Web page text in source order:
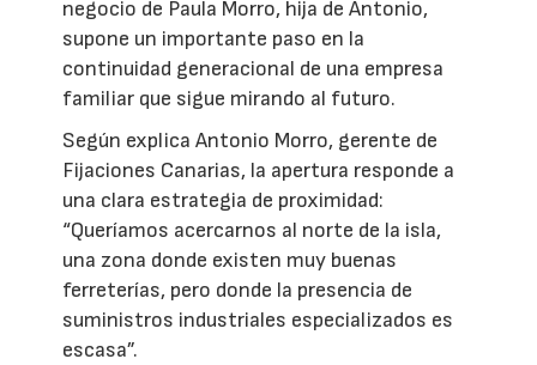
negocio de Paula Morro, hija de Antonio,
supone un importante paso en la
continuidad generacional de una empresa
familiar que sigue mirando al futuro.
Según explica Antonio Morro, gerente de
Fijaciones Canarias, la apertura responde a
una clara estrategia de proximidad:
“Queríamos acercarnos al norte de la isla,
una zona donde existen muy buenas
ferreterías, pero donde la presencia de
suministros industriales especializados es
escasa”.